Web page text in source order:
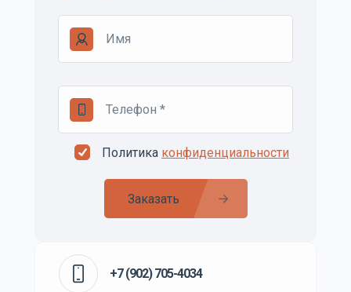
Политика конфиденциальности
Заказать
+7 (902) 705-4034